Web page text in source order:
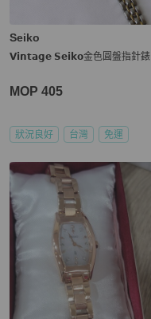
Seiko
𝗩𝗶𝗻𝘁𝗮𝗴𝗲 𝗦𝗲𝗶𝗸𝗼金色圓盤指針錶
MOP 405
狀況良好 台灣 免運